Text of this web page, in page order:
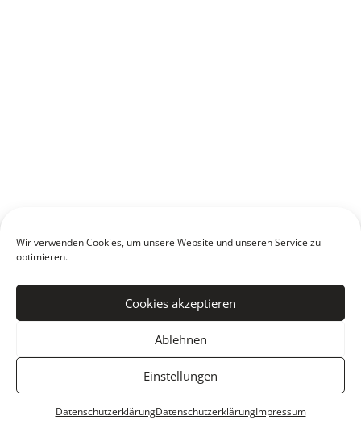
Wir verwenden Cookies, um unsere Website und unseren Service zu
optimieren.
Cookies akzeptieren
Ablehnen
Einstellungen
DatenschutzerklärungDatenschutzerklärungImpressum